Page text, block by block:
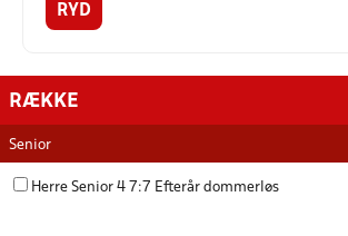
RYD
RÆKKE
Senior
Herre Senior 4 7:7 Efterår dommerløs